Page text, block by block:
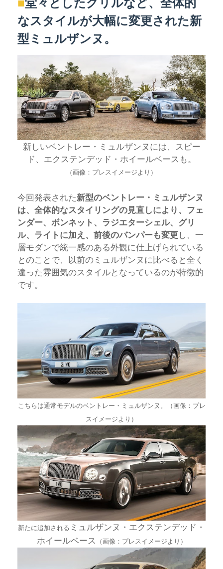
なスタイルが大幅に変更された新
型ミュルザンヌ。
新しいベントレー・ミュルザンヌには、スピー
ド、エクステンデッド・ホイールベースも。
（画像：プレスイメージより）
今回発表された新型のベントレー・ミュルザンヌ
は、全体的なスタイリングの見直しにより、フェ
ンダー、ボンネット、ラジエターシェル、グリ
ル、ライトに加え、前後のバンパーも変更し、一
層モダンで統一感のある外観に仕上げられている
とのことで、以前のミュルザンヌに比べると全く
違った雰囲気のスタイルとなっているのが特徴的
です。
こちらは通常モデルのベントレー・ミュルザンヌ。（画像：プレ
スイメージより）
新たに追加される ミュルザンヌ・エクステンデッド・
ホイールベース
（画像：プレスイメージより）